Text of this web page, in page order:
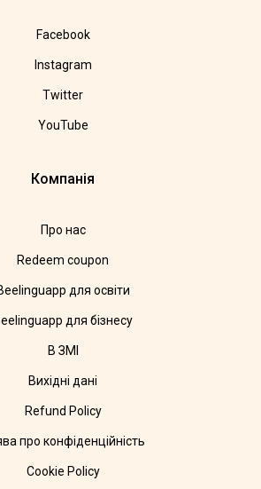
Facebook
Instagram
Twitter
YouTube
Компанія
Про нас
Redeem coupon
для освіти
для бізнесу
В ЗМІ
Вихідні дані
Refund Policy
про конфіденційність
Cookie Policy